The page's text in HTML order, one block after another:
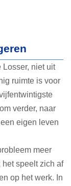
Losser, niet uit
ruimte is voor
verder, naar
eigen leven
meer
speelt zich af
op het werk. In